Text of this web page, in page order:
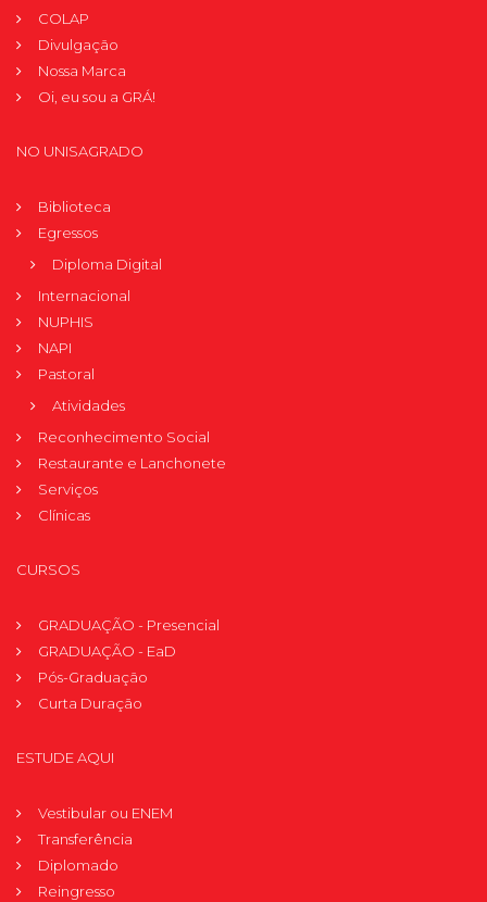
COLAP
Divulgação
Nossa Marca
Oi, eu sou a GRÁ!
NO UNISAGRADO
Biblioteca
Egressos
Diploma Digital
Internacional
NUPHIS
NAPI
Pastoral
Atividades
Reconhecimento Social
Restaurante e Lanchonete
Serviços
Clínicas
CURSOS
GRADUAÇÃO - Presencial
GRADUAÇÃO - EaD
Pós-Graduação
Curta Duração
ESTUDE AQUI
Vestibular ou ENEM
Transferência
Diplomado
Reingresso